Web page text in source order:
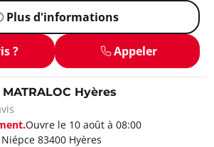
Plus d'informations
? Appeler
Hyères
Ouvre le 10 août à 08:00
83400 Hyères